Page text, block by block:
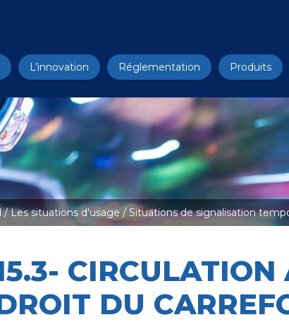
L’innovation Réglementation Produits
/Les situations d'usage /Situations de signalisation
CIRCULATION
DU